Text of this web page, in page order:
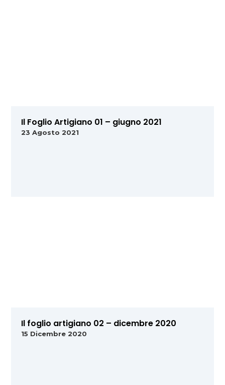
Il Foglio Artigiano 01 – giugno 2021
23 Agosto 2021
Il foglio artigiano 02 – dicembre 2020
15 Dicembre 2020